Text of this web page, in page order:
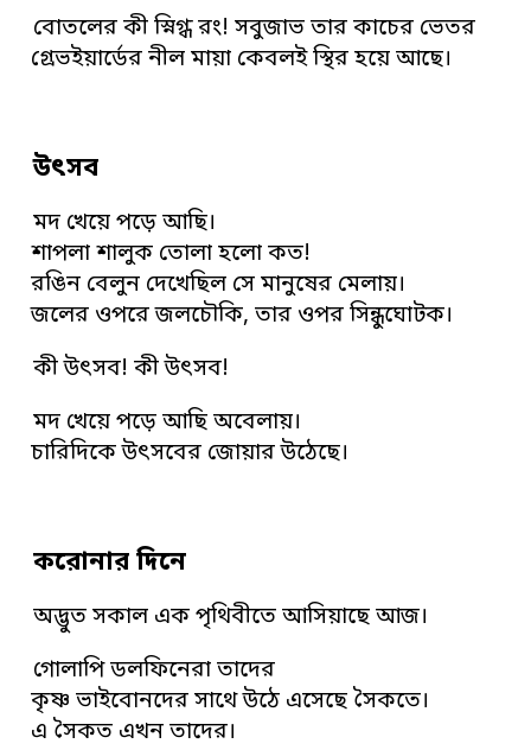
বোতলের কী স্নিগ্ধ রং! সবুজাভ তার কাচের ভেতর
গ্রেভইয়ার্ডের নীল মায়া কেবলই স্থির হয়ে আছে।
উৎসব
মদ খেয়ে পড়ে আছি।
শাপলা শালুক তোলা হলো কত!
রঙিন বেলুন দেখেছিল সে মানুষের মেলায়।
জলের ওপরে জলচৌকি, তার ওপর সিন্ধুঘোটক।
কী উৎসব! কী উৎসব!
মদ খেয়ে পড়ে আছি অবেলায়।
চারিদিকে উৎসবের জোয়ার উঠেছে।
করোনার দিনে
অদ্ভুত সকাল এক পৃথিবীতে আসিয়াছে আজ।
গোলাপি ডলফিনেরা তাদের
কৃষ্ণ ভাইবোনদের সাথে উঠে এসেছে সৈকতে।
এ সৈকত এখন তাদের।